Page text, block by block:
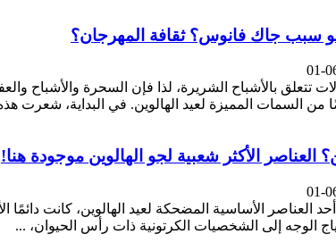
سبب جاك فانوس؟ ثقافة المهرجان؟
تتعلق بالأشباح الشريرة، لذا فإن السحرة والأشباح
من السمات المميزة لعيد الهالوين. في البداية، شعرت
العناصر الأكثر شعبية لجو الهالوين موجودة هنا!
أحد العناصر الأساسية المضحكة لعيد الهالوين، كانت
الوجه إلى الشخصيات الكرتونية ذات رأس الحيوان، ...